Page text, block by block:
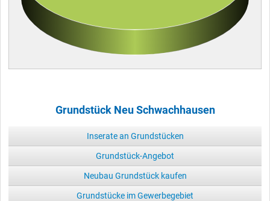
Grundstück Neu Schwachhausen
Inserate an Grundstücken
Grundstück-Angebot
Neubau Grundstück kaufen
Grundstücke im Gewerbegebiet